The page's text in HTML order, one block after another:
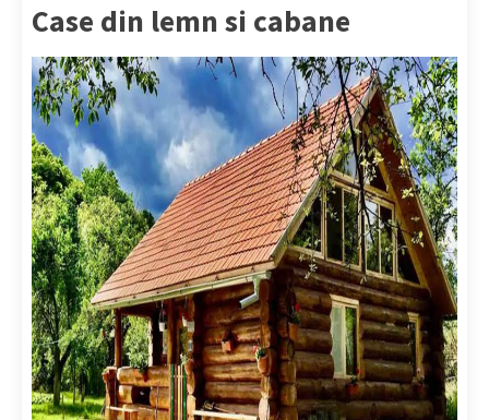
Case din lemn si cabane